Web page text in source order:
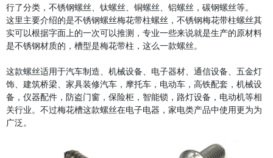
行了分类，不锈钢螺丝、钛螺丝、铜螺丝、铝螺丝，碳钢螺丝等。
这里主要介绍的是不锈钢螺丝梅花带柱螺丝，不锈钢梅花带柱螺丝其
实可以根据字面上的一次可以推测，专业一些来说就是生产的原材料
是不锈钢材质的，槽型是梅花带柱，这么一款螺丝。
这款螺丝适用于汽车制造、机械设备、电子器材、通信设备、五金灯
饰、建筑桥梁、家具装修汽车，摩托车，电动车，高铁配套，机械设
备，仪器配件，防盗门窗，保险柜，智能锁，路灯设备，电动机等相
关行业。不过梅花槽这款螺丝在电子电器，家电类产品中使用更为为
广泛。